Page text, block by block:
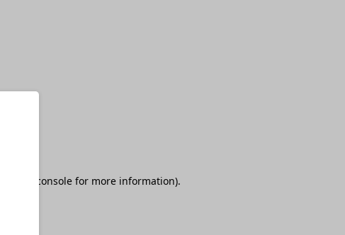
browser console for more information).